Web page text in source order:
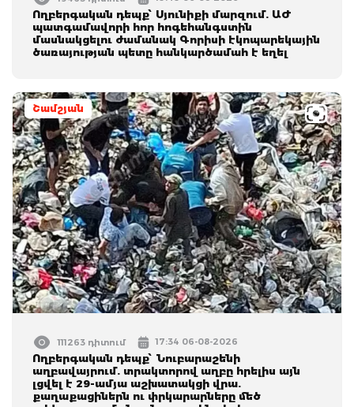
Ողբերգական դեպք՝ Սյունիքի մարզում. ԱԺ
պատգամավորի հոր հոգեհանգստին
մասնակցելու ժամանակ Գորիսի էկոպարեկային
ծառայության պետը հանկարծամահ է եղել
Շամշյան
111263 դիտում 17:34 06-08-2026
Ողբերգական դեպք՝ Նուբարաշենի
աղբավայրում. տրակտորով աղբը հրելիս այն
լցվել է 29-ամյա աշխատակցի վրա.
քաղաքացիներն ու փրկարարները մեծ